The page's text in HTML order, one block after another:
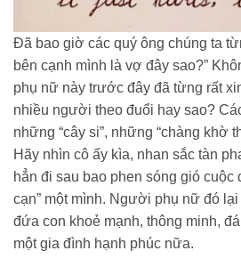
Đã bao giờ các quý ông chúng ta
bên cạnh mình là vợ đây sao?”
phụ nữ này trước đây đã từng rất
nhiều người theo đuổi hay sao?
những “cây si”, những “chàng khờ
Hãy nhìn cô ấy kìa, nhan sắc tàn
hẳn đi sau bao phen sóng gió cuộc
cạn” một mình. Người phụ nữ đó
đứa con khoẻ mạnh, thông minh,
một gia đình hạnh phúc nữa.